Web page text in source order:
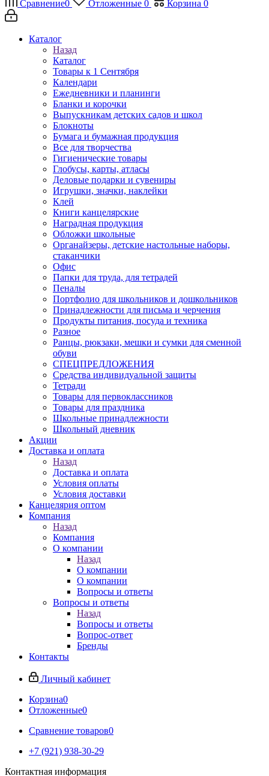
Сравнение0 Отложенные 0 Корзина 0
Каталог
Назад
Каталог
Товары к 1 Сентября
Календари
Ежедневники и планинги
Бланки и корочки
Выпускникам детских садов и школ
Блокноты
Бумага и бумажная продукция
Все для творчества
Гигиенические товары
Глобусы, карты, атласы
Деловые подарки и сувениры
Игрушки, значки, наклейки
Клей
Книги канцелярские
Наградная продукция
Обложки школьные
Органайзеры, детские настольные наборы,
стаканчики
Офис
Папки для труда, для тетрадей
Пеналы
Портфолио для школьников и дошкольников
Принадлежности для письма и черчения
Продукты питания, посуда и техника
Разное
Ранцы, рюкзаки, мешки и сумки для сменной
обуви
СПЕЦПРЕДЛОЖЕНИЯ
Средства индивидуальной защиты
Тетради
Товары для первоклассников
Товары для праздника
Школьные принадлежности
Школьный дневник
Акции
Доставка и оплата
Назад
Доставка и оплата
Условия оплаты
Условия доставки
Канцелярия оптом
Компания
Назад
Компания
О компании
Назад
О компании
О компании
Вопросы и ответы
Вопросы и ответы
Назад
Вопросы и ответы
Вопрос-ответ
Бренды
Контакты
Личный кабинет
Корзина0
Отложенные0
Сравнение товаров0
+7 (921) 938-30-29
Контактная информация